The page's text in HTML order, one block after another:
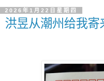
2026年1月22日星期四
洪昱从潮州给我寄